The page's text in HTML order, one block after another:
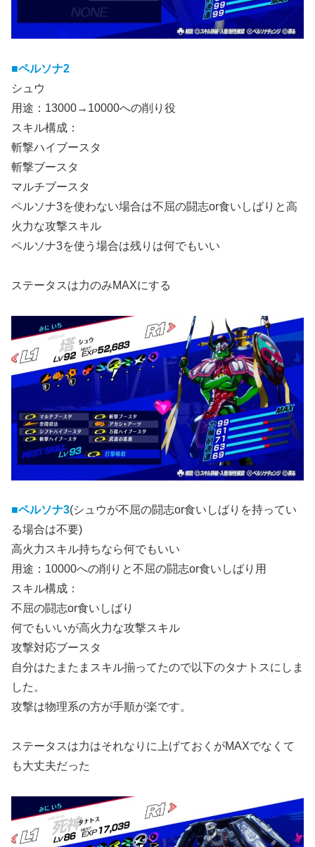
■ペルソナ2
シュウ
用途：13000→10000への削り役
スキル構成：
斬撃ハイブースタ
斬撃ブースタ
マルチブースタ
ペルソナ3を使わない場合は不屈の闘志or食いしばりと高
火力な攻撃スキル
ペルソナ3を使う場合は残りは何でもいい
ステータスは力のみMAXにする
■ペルソナ3(シュウが不屈の闘志or食いしばりを持ってい
る場合は不要)
高火力スキル持ちなら何でもいい
用途：10000への削りと不屈の闘志or食いしばり用
スキル構成：
不屈の闘志or食いしばり
何でもいいが高火力な攻撃スキル
攻撃対応ブースタ
自分はたまたまスキル揃ってたので以下のタナトスにしま
した。
攻撃は物理系の方が手順が楽です。
ステータスは力はそれなりに上げておくがMAXでなくて
も大丈夫だった